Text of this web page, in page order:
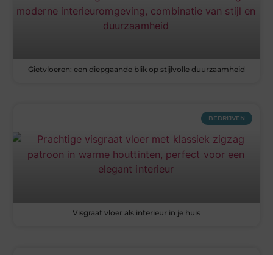
Gietvloeren: een diepgaande blik op stijlvolle duurzaamheid
BEDRIJVEN
Visgraat vloer als interieur in je huis